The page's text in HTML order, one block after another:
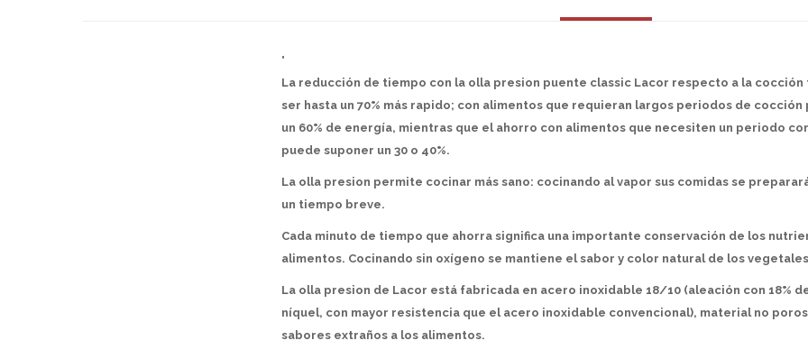
"
La reducción de tiempo con la olla presion puente classic Lacor respecto a la
ser hasta un 70% más rapido; con alimentos que requieran largos periodos de
un 60% de energía, mientras que el ahorro con alimentos que necesiten un periodo
puede suponer un 30 o 40%.
La olla presion permite cocinar más sano: cocinando al vapor sus comidas se
un tiempo breve.
Cada minuto de tiempo que ahorra significa una importante conservación de los
alimentos. Cocinando sin oxígeno se mantiene el sabor y color natural de los
La olla presion de Lacor está fabricada en acero inoxidable 18/10 (aleación con 18%
níquel, con mayor resistencia que el acero inoxidable convencional), material no
sabores extraños a los alimentos.